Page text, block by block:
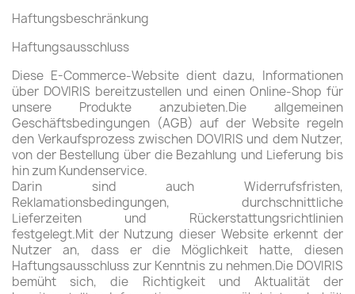
Haftungsbeschränkung
Haftungsausschluss
Diese E-Commerce-Website dient dazu, Informationen
über DOVIRIS bereitzustellen und einen Online-Shop für
unsere Produkte anzubieten.Die allgemeinen
Geschäftsbedingungen (AGB) auf der Website regeln
den Verkaufsprozess zwischen DOVIRIS und dem Nutzer,
von der Bestellung über die Bezahlung und Lieferung bis
hin zum Kundenservice.
Darin sind auch Widerrufsfristen,
Reklamationsbedingungen, durchschnittliche
Lieferzeiten und Rückerstattungsrichtlinien
festgelegt.Mit der Nutzung dieser Website erkennt der
Nutzer an, dass er die Möglichkeit hatte, diesen
Haftungsausschluss zur Kenntnis zu nehmen.Die DOVIRIS
bemüht sich, die Richtigkeit und Aktualität der